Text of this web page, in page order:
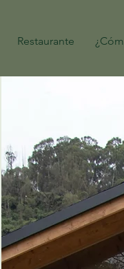
Restaurante